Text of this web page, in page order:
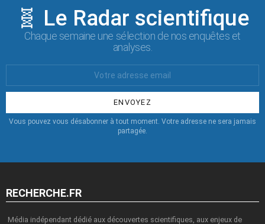
🧬 Le Radar scientifique
Chaque semaine une sélection de nos enquêtes et
analyses.
:
Vous pouvez vous désabonner à tout moment. Votre adresse ne sera jamais
partagée.
RECHERCHE.FR
Média indépendant dédié aux découvertes scientifiques, aux enjeux de